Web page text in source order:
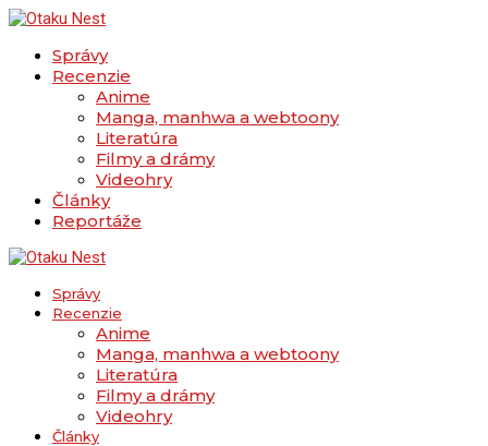
Správy
Recenzie
Anime
Manga, manhwa a webtoony
Literatúra
Filmy a drámy
Videohry
Články
Reportáže
Správy
Recenzie
Anime
Manga, manhwa a webtoony
Literatúra
Filmy a drámy
Videohry
Články